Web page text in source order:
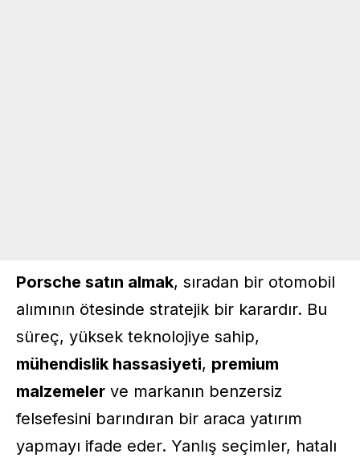
Porsche satın almak, sıradan bir otomobil
alımının ötesinde stratejik bir karardır. Bu
süreç, yüksek teknolojiye sahip,
mühendislik hassasiyeti, premium
malzemeler ve markanın benzersiz
felsefesini barındıran bir araca yatırım
yapmayı ifade eder. Yanlış seçimler, hatalı